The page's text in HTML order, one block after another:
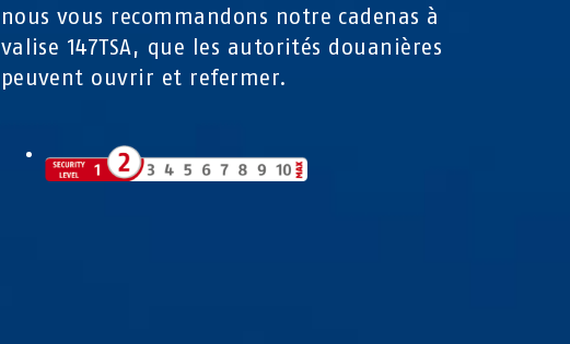
nous vous recommandons notre cadenas à
valise 147TSA, que les autorités douanières
peuvent ouvrir et refermer.